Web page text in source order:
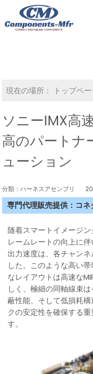
現在の場所： トップペ
ソニーIMX高
高のパートナ
ューション
分類：ハーネスアセンブリ
専門代理販売提供：コ
随着スマートイメージ
レームレートの向上に
出力速度は、各チャン
した。このような高い
なレイアウトは高速な
しく、極細の同軸線束
蔽性能、そして低損耗
クの安定性を確保する
す。